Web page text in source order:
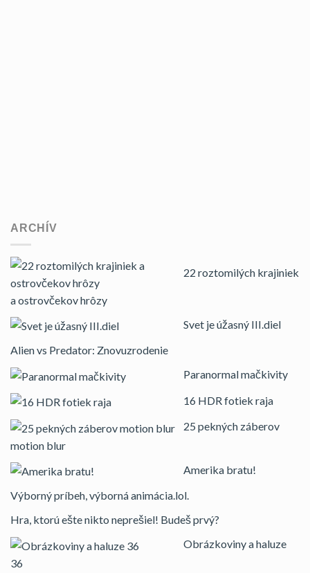
ARCHÍV
22 roztomilých krajiniek
a ostrovčekov hrôzy
Svet je úžasný III.diel
Alien vs Predator: Znovuzrodenie
Paranormal mačkivity
16 HDR fotiek raja
25 pekných záberov
motion blur
Amerika bratu!
Výborný príbeh, výborná animácia.lol.
Hra, ktorú ešte nikto neprešiel! Budeš prvý?
Obrázkoviny a haluze
36